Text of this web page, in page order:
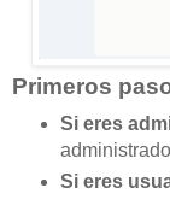
Primeros
Si eres
Si eres